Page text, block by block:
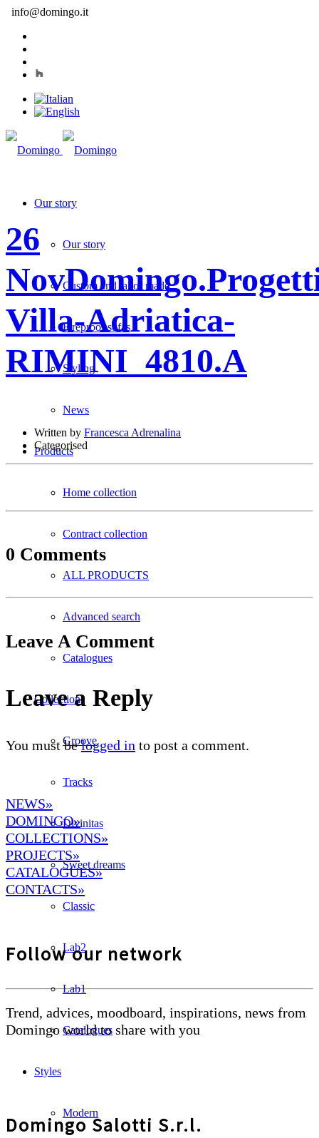
info@domingo.it
Our story
Our story
Custom and tailor made
Fireproof sofas
Styling
News
Products
Home collection
Contract collection
ALL PRODUCTS
Advanced search
Catalogues
Collections
Groove
Tracks
Divinitas
Sweet dreams
Classic
Lab2
Lab1
Catalogues
Styles
Modern
26
Nov
Villa-Adriatica-
RIMINI_4810.A
Written by Francesca Adrenalina
Categorised
0 Comments
Leave A Comment
Leave a Reply
You must belogged in to post a comment.
NEWS»
DOMINGO»
COLLECTIONS»
PROJECTS»
CATALOGUES»
CONTACTS»
Follow our network
Trend, advices, moodboard, inspirations, news from
Domingo world to share with you
Domingo Salotti S.r.l.